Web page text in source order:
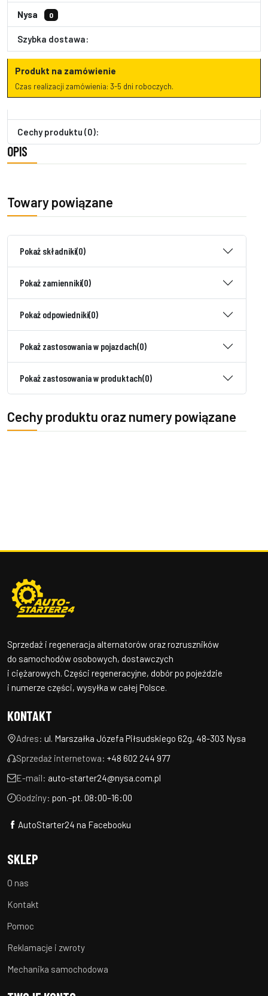
Nysa 0
Szybka dostawa:
Produkt na zamówienie
Czas realizacji zamówienia: 3-5 dni roboczych.
Cechy produktu (0):
OPIS
Towary powiązane
Pokaż składniki(0)
Pokaż zamienniki(0)
Pokaż odpowiedniki(0)
Pokaż zastosowania w pojazdach(0)
Pokaż zastosowania w produktach(0)
Cechy produktu oraz numery powiązane
Sprzedaż i regeneracja alternatorów oraz rozruszników
do samochodów osobowych, dostawczych
i ciężarowych. Części regeneracyjne, dobór po pojeździe
i numerze części, wysyłka w całej Polsce.
KONTAKT
Adres: ul. Marszałka Józefa Piłsudskiego 62g, 48-303 Nysa
Sprzedaż internetowa: +48 602 244 977
E-mail: auto-starter24@nysa.com.pl
Godziny: pon.–pt. 08:00–16:00
AutoStarter24 na Facebooku
SKLEP
O nas
Kontakt
Pomoc
Reklamacje i zwroty
Mechanika samochodowa